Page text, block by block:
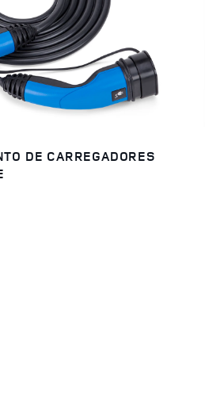
DE CARREGADORES